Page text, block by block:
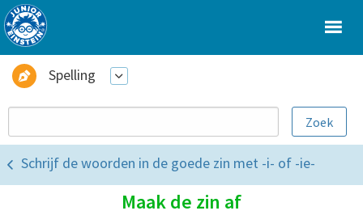
Spelling
Schrijf de woorden in de goede zin met -i- of -ie-
Maak de zin af